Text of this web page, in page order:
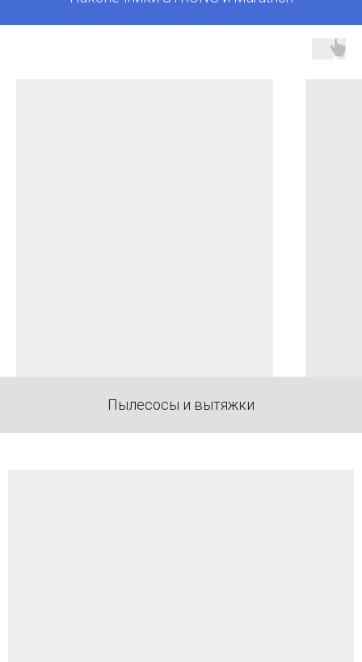
Пылесосы и вытяжки